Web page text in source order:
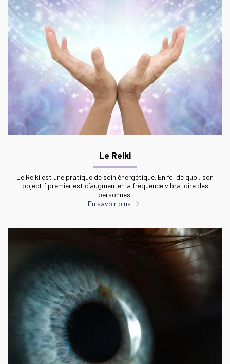
Le Reiki
Le Reiki est une pratique de soin énergétique. En foi de quoi, son
objectif premier est d’augmenter la fréquence vibratoire des
personnes.
En savoir plus